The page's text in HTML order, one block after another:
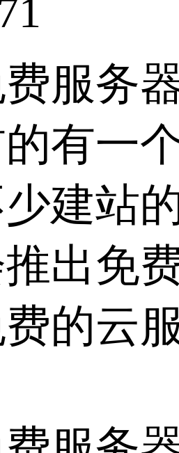
务器
有一
建站
出免
的云